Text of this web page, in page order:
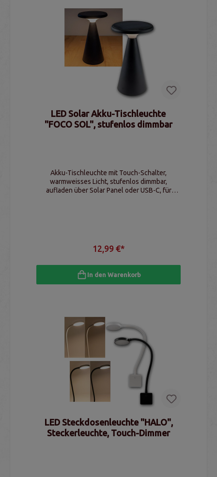
LED Solar Akku-Tischleuchte
"FOCO SOL", stufenlos dimmbar
Akku-Tischleuchte mit Touch-Schalter,
warmweisses Licht, stufenlos dimmbar,
aufladen über Solar Panel oder USB-C, für
12,99 €*
In den Warenkorb
LED Steckdosenleuchte "HALO",
Steckerleuchte, Touch-Dimmer